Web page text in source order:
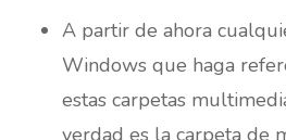
A partir de ahora
Windows que haga
estas carpetas
verdad es la carpeta de